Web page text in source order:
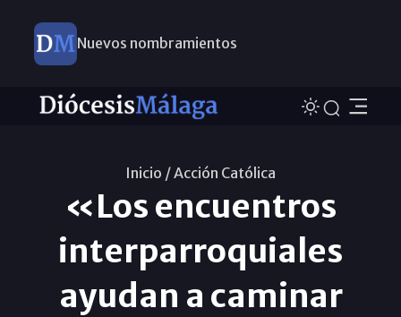
Nuevos nombramientos
Inicio /Acción Católica
«Los encuentros
interparroquiales
ayudan a caminar